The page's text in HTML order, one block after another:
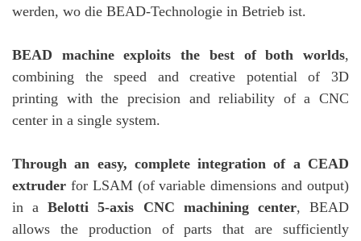
werden, wo die BEAD-Technologie in Betrieb ist.
BEAD machine exploits the best of both worlds,
combining the speed and creative potential of 3D
printing with the precision and reliability of a CNC
center in a single system.
Through an easy, complete integration of a CEAD
extruder for LSAM (of variable dimensions and output)
in aBelotti 5-axis CNC machining center, BEAD
allows the production of parts that are sufficiently